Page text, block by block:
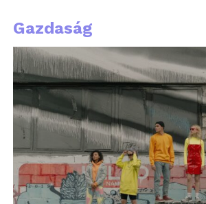
Gazdaság